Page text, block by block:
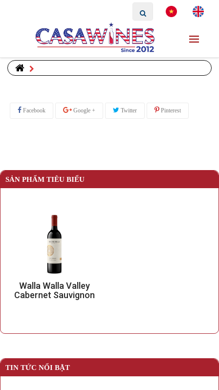
Facebook Google + Twitter Pinterest
SẢN PHẨM TIÊU BIỂU
Walla Walla Valley
Cabernet Sauvignon
TIN TỨC NỔI BẬT